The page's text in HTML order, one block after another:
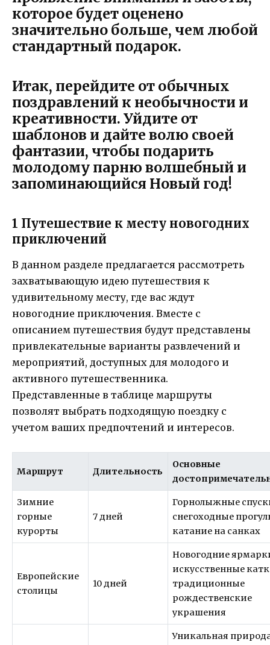
которое будет оценено
значительно больше, чем любой
стандартный подарок.
Итак, перейдите от обычных
поздравлений к необычности и
креативности. Уйдите от
шаблонов и дайте волю своей
фантазии, чтобы подарить
молодому парню волшебный и
запоминающийся Новый год!
1 Путешествие к месту новогодних
приключений
В данном разделе предлагается рассмотреть
захватывающую идею путешествия к
удивительному месту, где вас ждут
новогодние приключения. Вместе с
описанием путешествия будут представлены
привлекательные варианты развлечений и
мероприятий, доступных для молодого и
активного путешественника.
Представленные в таблице маршруты
позволят выбрать подходящую поездку с
учетом ваших предпочтений и интересов.
Маршрут Длительность
Основные
Зимние
горные
курорты
7 дней
Горнолыжные
снегоходные
катание на санках
Европейские
столицы
10 дней
Новогодние
искусственные
традиционные
рождественские
украшения
Уникальная